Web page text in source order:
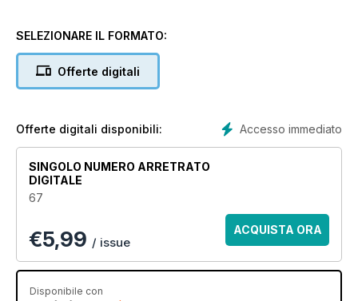
SELEZIONARE IL FORMATO:
Offerte digitali
Accesso immediato
Offerte digitali disponibili:
SINGOLO NUMERO ARRETRATO
DIGITALE
67
€5,99 / issue
ACQUISTA ORA
Disponibile con